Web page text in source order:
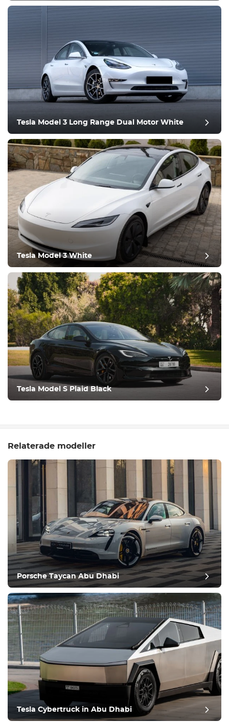
postgranskning
Tesla Model 3 Long Range Dual Motor White
Tesla Model 3 White
Tesla Model S Plaid Black
Relaterade modeller
Porsche Taycan Abu Dhabi
Tesla Cybertruck in Abu Dhabi